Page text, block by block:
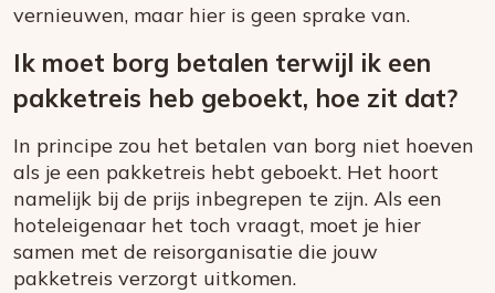
vernieuwen, maar hier is geen sprake van.
Ik moet borg betalen terwijl ik een
pakketreis heb geboekt, hoe zit dat?
In principe zou het betalen van borg niet hoeven
als je een pakketreis hebt geboekt. Het hoort
namelijk bij de prijs inbegrepen te zijn. Als een
hoteleigenaar het toch vraagt, moet je hier
samen met de reisorganisatie die jouw
pakketreis verzorgt uitkomen.